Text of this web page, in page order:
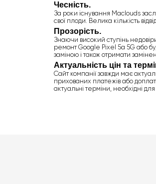
Чесність.
За роки існування Maclouds
свої плоди. Велика кількість
Прозорість.
Знаючи високий ступінь
ремонт Google Pixel 5a 5G або
заміною і також отримати
Актуальність цін та
Сайт компанії завжди має
прихованих платежів або
актуальні терміни, необхідні